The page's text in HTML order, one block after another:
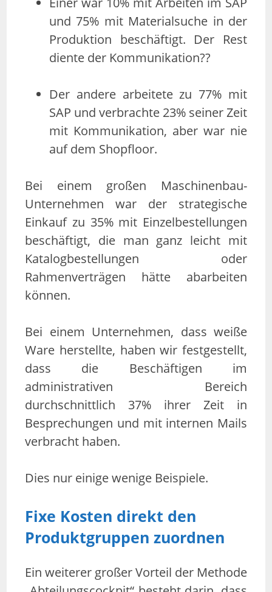
und 75% mit Materialsuche in der
Produktion beschäftigt. Der Rest
diente der Kommunikation??
Der andere arbeitete zu 77% mit
SAP und verbrachte 23% seiner Zeit
mit Kommunikation, aber war nie
auf dem Shopfloor.
Bei einem großen Maschinenbau-
Unternehmen war der strategische
Einkauf zu 35% mit Einzelbestellungen
beschäftigt, die man ganz leicht mit
Katalogbestellungen oder
Rahmenverträgen hätte abarbeiten
können.
Bei einem Unternehmen, dass weiße
Ware herstellte, haben wir festgestellt,
dass die Beschäftigen im
administrativen Bereich
durchschnittlich 37% ihrer Zeit in
Besprechungen und mit internen Mails
verbracht haben.
Dies nur einige wenige Beispiele.
Fixe Kosten direkt den
Produktgruppen zuordnen
Ein weiterer großer Vorteil der Methode